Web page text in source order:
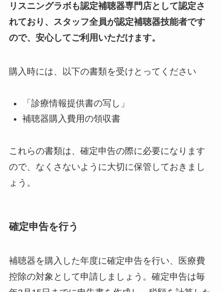
リスニングラボも認定補聴器専門店として認定さ
れており、スタッフ全員が認定補聴器技能者です
ので、安心してご利用いただけます。
購入時には、以下の書類を受けとってください
「診療情報提供書の写し」
補聴器購入費用の領収書
これらの書類は、確定申告の際に必要になります
ので、なくさないように大切に保管しておきまし
ょう。
確定申告を行う
補聴器を購入した年度に確定申告を行い、医療費
控除の対象として申請しましょう。確定申告は毎